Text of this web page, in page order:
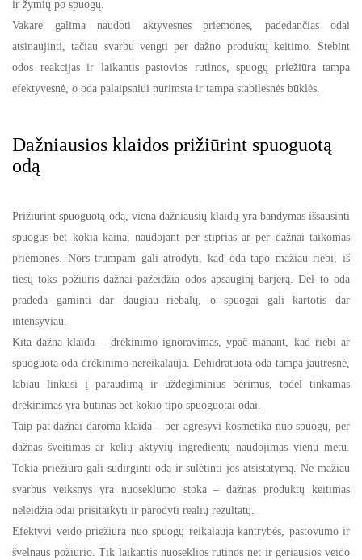
ir žymių po spuogų.
Vakare galima naudoti aktyvesnes priemones, padedančias odai
atsinaujinti, tačiau svarbu vengti per dažno produktų keitimo. Stebint
odos reakcijas ir laikantis pastovios rutinos, spuogų priežiūra tampa
efektyvesnė, o oda palaipsniui nurimsta ir tampa stabilesnės būklės.
Dažniausios klaidos prižiūrint spuoguotą
odą
Prižiūrint spuoguotą odą, viena dažniausių klaidų yra bandymas išsausinti
spuogus bet kokia kaina, naudojant per stiprias ar per dažnai taikomas
priemones. Nors trumpam gali atrodyti, kad oda tapo mažiau riebi, iš
tiesų toks požiūris dažnai pažeidžia odos apsauginį barjerą. Dėl to oda
pradeda gaminti dar daugiau riebalų, o spuogai gali kartotis dar
intensyviau.
Kita dažna klaida – drėkinimo ignoravimas, ypač manant, kad riebi ar
spuoguota oda drėkinimo nereikalauja. Dehidratuota oda tampa jautresnė,
labiau linkusi į paraudimą ir uždegiminius bėrimus, todėl tinkamas
drėkinimas yra būtinas bet kokio tipo spuoguotai odai.
Taip pat dažnai daroma klaida – per agresyvi kosmetika nuo spuogų, per
dažnas šveitimas ar kelių aktyvių ingredientų naudojimas vienu metu.
Tokia priežiūra gali sudirginti odą ir sulėtinti jos atsistatymą. Ne mažiau
svarbus veiksnys yra nuoseklumo stoka – dažnas produktų keitimas
neleidžia odai prisitaikyti ir parodyti realių rezultatų.
Efektyvi veido priežiūra nuo spuogų reikalauja kantrybės, pastovumo ir
švelnaus požiūrio. Tik laikantis nuoseklios rutinos net ir geriausios veido